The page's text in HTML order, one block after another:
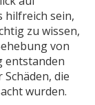
hilfreich sein,
zu wissen,
von
entstanden
die
wurden.